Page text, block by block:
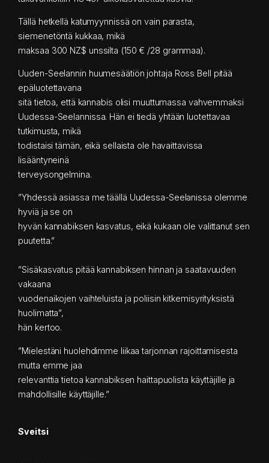
Tällä hetkellä katumyynnissä on vain parasta,
siemenetöntä kukkaa, mikä
maksaa 300 NZ$ unssilta (150 € /28 grammaa).
Uuden-Seelannin huumesäätiön johtaja Ross Bell pitää
epäluotettavana
sitä tietoa, että kannabis olisi muuttumassa vahvemmaksi
Uudessa-Seelannissa. Hän ei tiedä yhtään luotettavaa
tutkimusta, mikä
todistaisi tämän, eikä sellaista ole havaittavissa
lisääntyneinä
terveysongelmina.
”Yhdessä asiassa me täällä Uudessa-Seelanissa olemme
hyviä ja se on
hyvän kannabiksen kasvatus, eikä kukaan ole valittanut sen
puutetta.”
”Sisäkasvatus pitää kannabiksen hinnan ja saatavuuden
vakaana
vuodenaikojen vaihteluista ja poliisin kitkemisyrityksistä
huolimatta”,
hän kertoo.
”Mielestäni huolehdimme liikaa tarjonnan rajoittamisesta
mutta emme jaa
relevanttia tietoa kannabiksen haittapuolista käyttäjille ja
mahdollisille käyttäjille.”
Sveitsi